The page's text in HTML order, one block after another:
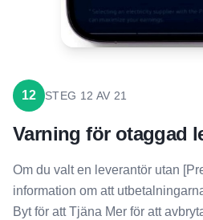
12 STEG 12 AV 21
Varning för otaggad
Om du valt en leverantör utan
information om att
Byt för att Tjäna Mer för att